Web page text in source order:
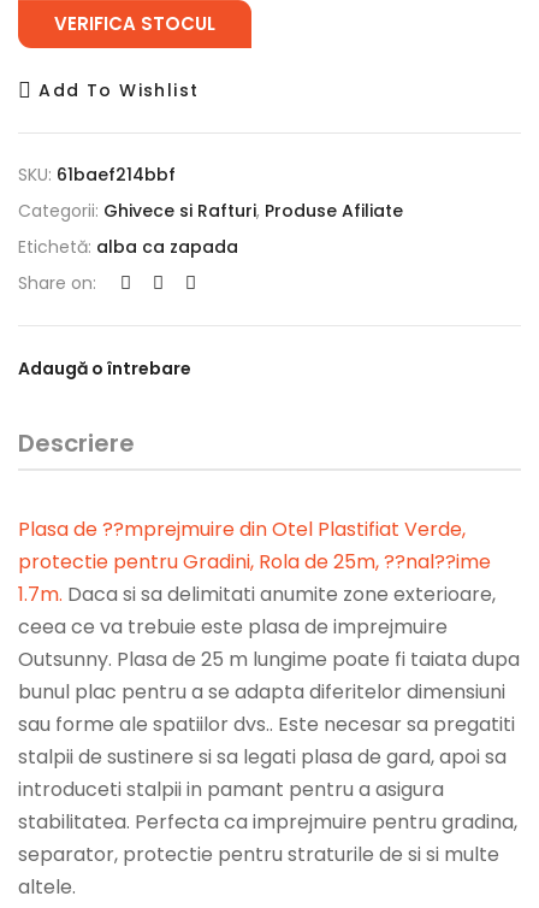
VERIFICA STOCUL
Add To Wishlist
SKU: 61baef214bbf
Categorii: Ghivece si Rafturi, Produse Afiliate
Etichetă: alba ca zapada
Share on:
Adaugă o întrebare
Descriere
Plasa de ??mprejmuire din Otel Plastifiat Verde,
protectie pentru Gradini, Rola de 25m, ??nal??ime
1.7m. Daca si sa delimitati anumite zone exterioare,
ceea ce va trebuie este plasa de imprejmuire
Outsunny. Plasa de 25 m lungime poate fi taiata dupa
bunul plac pentru a se adapta diferitelor dimensiuni
sau forme ale spatiilor dvs.. Este necesar sa pregatiti
stalpii de sustinere si sa legati plasa de gard, apoi sa
introduceti stalpii in pamant pentru a asigura
stabilitatea. Perfecta ca imprejmuire pentru gradina,
separator, protectie pentru straturile de si si multe
altele.